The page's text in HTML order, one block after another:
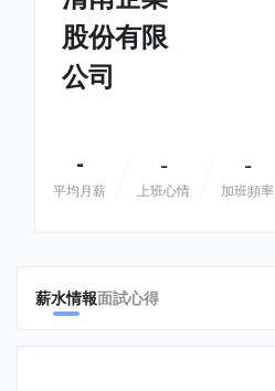
股份有限
公司
-
平均月薪
-
上班心情
-
加班頻率
薪水情報面試心得